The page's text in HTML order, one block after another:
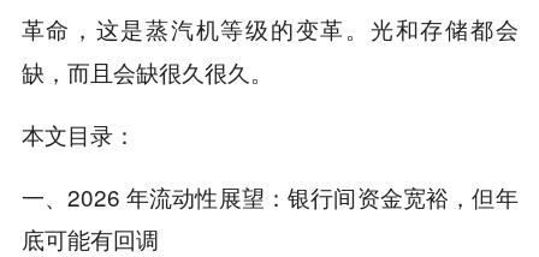
革命，这是蒸汽机等级的变革。光和存储都会
缺，而且会缺很久很久。
本文目录：
一、2026 年流动性展望：银行间资金宽裕，但年
底可能有回调